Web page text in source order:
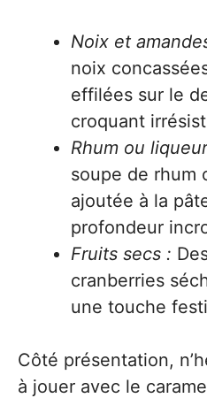
Noix et
noix
effilées sur le
croquant
Rhum ou
soupe de rhum
ajoutée à la
profondeur
Fruits secs :
cranberries
une touche
Côté présentation,
à jouer avec le